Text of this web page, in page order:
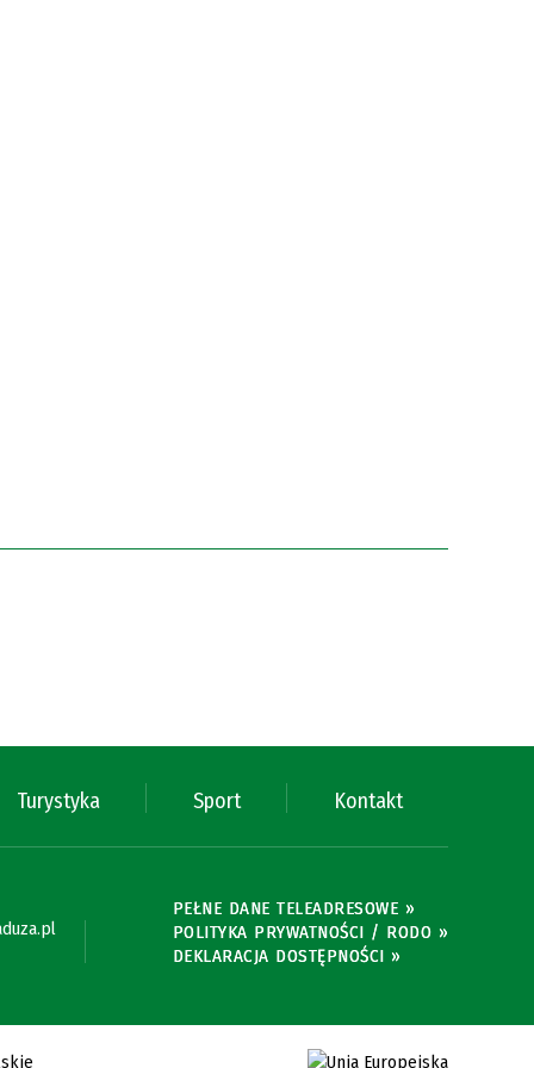
Turystyka Sport Kontakt
PEŁNE DANE TELEADRESOWE »
POLITYKA PRYWATNOŚCI / RODO »
DEKLARACJA DOSTĘPNOŚCI »